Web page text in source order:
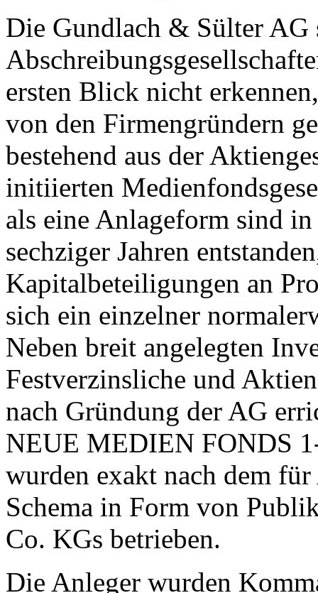
Die Gundlach & Sülter AG
ersten Blick nicht
von den Firmengründern
bestehend aus der
initiierten
als eine Anlageform sind
sechziger Jahren
Kapitalbeteiligungen an
sich ein einzelner
Neben breit angelegten
Festverzinsliche und
nach Gründung der AG
NEUE MEDIEN FONDS
wurden exakt nach dem
Schema in Form von
Co. KGs betrieben.
Die Anleger wurden